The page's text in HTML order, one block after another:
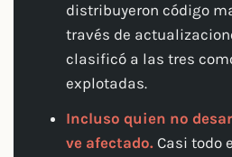
distribuyeron código
través de
clasificó a las tres
explotadas.
Incluso quien no
ve afectado. Casi todo